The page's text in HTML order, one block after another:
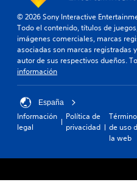
© 2026 Sony Interactive
Todo el contenido, títulos de
imágenes comerciales, marcas
asociadas son marcas registradas
autor de sus respectivos dueños.
información
España
Información
legal
Política de
privacidad
de uso
la web